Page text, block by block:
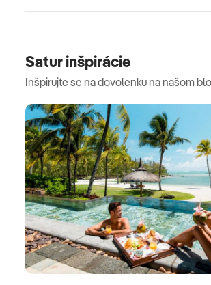
Satur inšpirácie
Inšpirujte se na dovolenku na našom